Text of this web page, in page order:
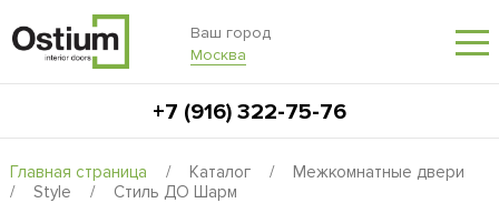
Ваш город
Москва
+7 (916) 322-75-76
Главная страница / Каталог /
Межкомнатные двери
/
Style / Стиль ДО Шарм